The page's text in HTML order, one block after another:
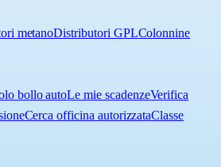
metanoDistributori GPLColonnine
bollo autoLe mie scadenzeVerifica
Cerca officina autorizzataClasse